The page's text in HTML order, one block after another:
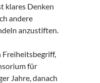
klares Denken
andere
anzustiften.
Freiheitsbegriff,
für
Jahre, danach